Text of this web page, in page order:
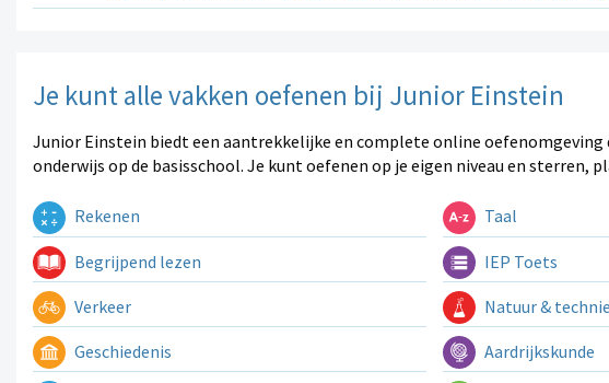
Je kunt alle vakken oefenen bij Junior Einstein
Junior Einstein biedt een aantrekkelijke en complete online
onderwijs op de basisschool. Je kunt oefenen op je eigen niveau en sterren,
Rekenen Taal
Begrijpend lezen IEP Toets
Verkeer Natuur &
Geschiedenis Aardrijkskunde